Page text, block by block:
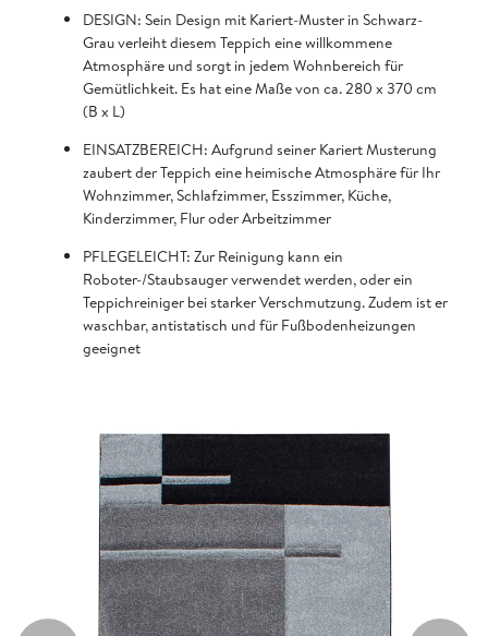
DESIGN: Sein Design mit Kariert-Muster in Schwarz-
Grau verleiht diesem Teppich eine willkommene
Atmosphäre und sorgt in jedem Wohnbereich für
Gemütlichkeit. Es hat eine Maße von ca. 280 x 370 cm
(B x L)
EINSATZBEREICH: Aufgrund seiner Kariert Musterung
zaubert der Teppich eine heimische Atmosphäre für Ihr
Wohnzimmer, Schlafzimmer, Esszimmer, Küche,
Kinderzimmer, Flur oder Arbeitzimmer
PFLEGELEICHT: Zur Reinigung kann ein
Roboter-/Staubsauger verwendet werden, oder ein
Teppichreiniger bei starker Verschmutzung. Zudem ist er
waschbar, antistatisch und für Fußbodenheizungen
geeignet